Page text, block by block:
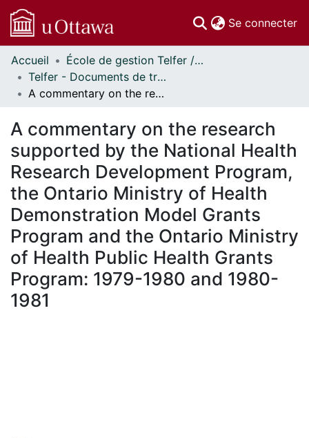
Se connecter
Communautés
et collections
Parcourir
À propos
Accueil
École de gestion Telfer // Telfer School of Management
Telfer - Documents de travail // Telfer - Working Papers
A commentary on the research supported by the National Health Research Development Program, the Ontario Ministry of Health Demonstration Model Grants Program and the Ontario Ministry of Health Public Health Grants Program: 1979-1980 and 1980-1981
A commentary on the research
supported by the National Health
Research Development Program,
the Ontario Ministry of Health
Demonstration Model Grants
Program and the Ontario Ministry
of Health Public Health Grants
Program: 1979-1980 and 1980-
1981